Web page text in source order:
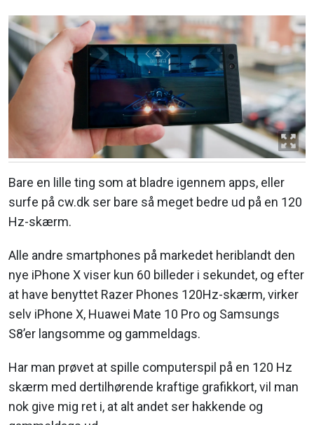
Bare en lille ting som at bladre igennem apps, eller
surfe på cw.dk ser bare så meget bedre ud på en 120
Hz-skærm.
Alle andre smartphones på markedet heriblandt den
nye iPhone X viser kun 60 billeder i sekundet, og efter
at have benyttet Razer Phones 120Hz-skærm, virker
selv iPhone X, Huawei Mate 10 Pro og Samsungs
S8’er langsomme og gammeldags.
Har man prøvet at spille computerspil på en 120 Hz
skærm med dertilhørende kraftige grafikkort, vil man
nok give mig ret i, at alt andet ser hakkende og